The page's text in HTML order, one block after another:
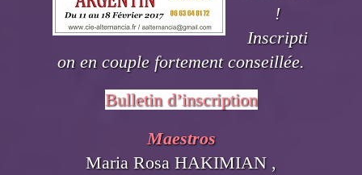
!
Inscripti
on en couple fortement conseillée.
Bulletin d’inscription
Maestros
Maria Rosa HAKIMIAN ,